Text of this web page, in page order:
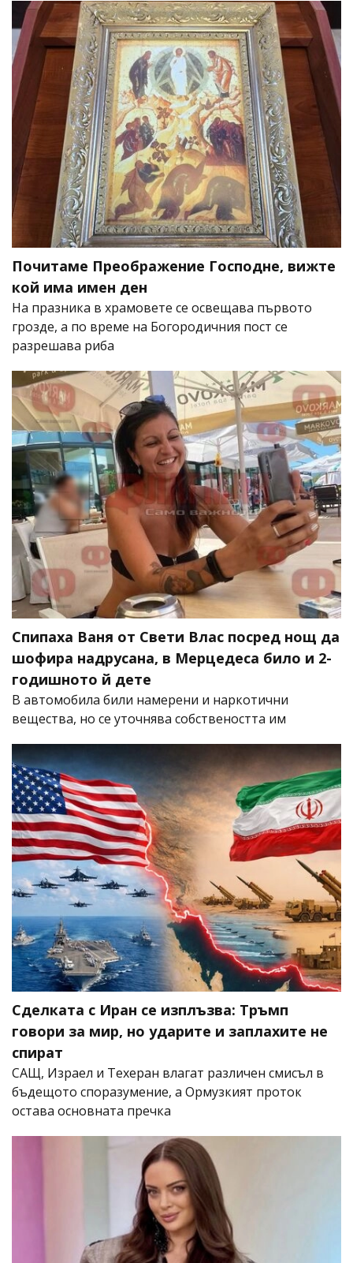
Почитаме Преображение Господне, вижте
кой има имен ден
На празника в храмовете се освещава първото
грозде, а по време на Богородичния пост се
разрешава риба
Спипаха Ваня от Свети Влас посред нощ да
шофира надрусана, в Мерцедеса било и 2-
годишното й дете
В автомобила били намерени и наркотични
вещества, но се уточнява собствеността им
Сделката с Иран се изплъзва: Тръмп
говори за мир, но ударите и заплахите не
спират
САЩ, Израел и Техеран влагат различен смисъл в
бъдещото споразумение, а Ормузкият проток
остава основната пречка